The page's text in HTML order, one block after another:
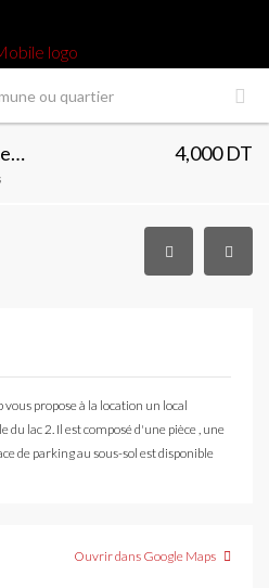
À Louer Un Local Commercial Au Lac 2 4,000 DT
propose à la location un local
lac 2. Il est composé d'une pièce , une
de parking au sous-sol est disponible
Ouvrir dans Google Maps